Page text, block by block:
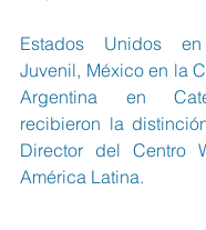
Estados Unidos
Juvenil, México en la
Argentina en
recibieron la
Director del Centro
América Latina.